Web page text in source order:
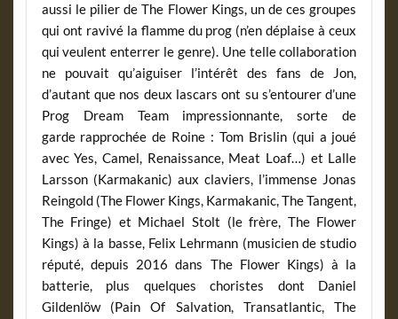
aussi le pilier de The Flower Kings, un de ces groupes
qui ont ravivé la flamme du prog (n’en déplaise à ceux
qui veulent enterrer le genre). Une telle collaboration
ne pouvait qu’aiguiser l’intérêt des fans de Jon,
d’autant que nos deux lascars ont su s’entourer d’une
Prog Dream Team impressionnante, sorte de
garde rapprochée de Roine : Tom Brislin (qui a joué
avec Yes, Camel, Renaissance, Meat Loaf…) et Lalle
Larsson (Karmakanic) aux claviers, l’immense Jonas
Reingold (The Flower Kings, Karmakanic, The Tangent,
The Fringe) et Michael Stolt (le frère, The Flower
Kings) à la basse, Felix Lehrmann (musicien de studio
réputé, depuis 2016 dans The Flower Kings) à la
batterie, plus quelques choristes dont Daniel
Gildenlöw (Pain Of Salvation, Transatlantic, The